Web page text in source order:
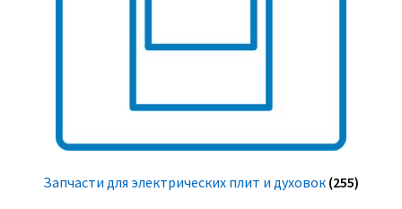
Запчасти для электрических плит и духовок (255)